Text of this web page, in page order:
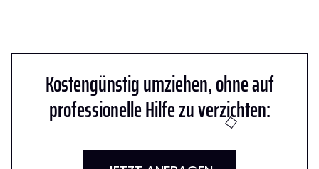
Kostengünstig umziehen, ohne auf
professionelle Hilfe zu verzichten: